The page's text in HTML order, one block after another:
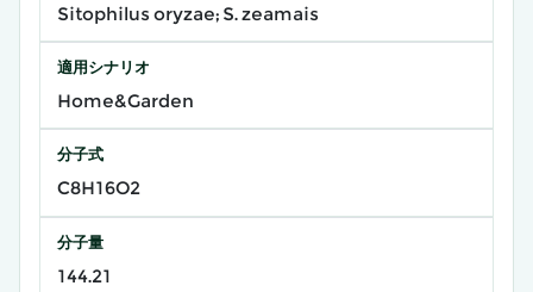
Sitophilus oryzae; S. zeamais
適用シナリオ
Home&Garden
分子式
C8H16O2
分子量
144.21